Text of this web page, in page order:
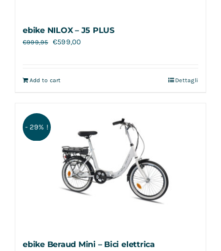
ebike NILOX – J5 PLUS
€999,95 €599,00
Add to cart Dettagli
- 29% !
ebike Beraud Mini – Bici elettrica